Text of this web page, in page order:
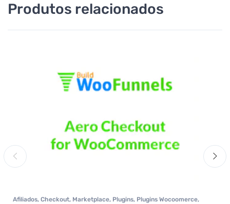
Produtos relacionados
Afiliados, Checkout, Marketplace, Plugins, Plugins Wocoomerce,